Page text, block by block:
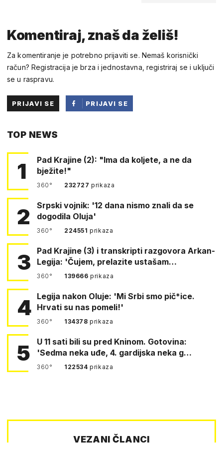
Komentiraj, znaš da želiš!
Za komentiranje je potrebno prijaviti se. Nemaš korisnički
račun? Registracija je brza i jednostavna, registriraj se i uključi
se u raspravu.
PRIJAVI SE
PRIJAVI SE
TOP NEWS
1
Pad Krajine (2): "Ima da koljete, a ne da
bježite!"
360° 232727prikaza
2
Srpski vojnik: '12 dana nismo znali da se
dogodila Oluja'
360° 224551prikaza
3
Pad Krajine (3) i transkripti razgovora Arkan-
Legija: 'Čujem, prelazite ustašam…
360° 139666prikaza
4 Legija nakon Oluje: 'Mi Srbi smo pič*ice.
Hrvati su nas pomeli!'
360° 134378prikaza
5
U 11 sati bili su pred Kninom. Gotovina:
'Sedma neka uđe, 4. gardijska neka g…
360° 122534prikaza
VEZANI ČLANCI